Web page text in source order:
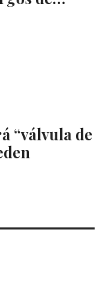
“válvula de